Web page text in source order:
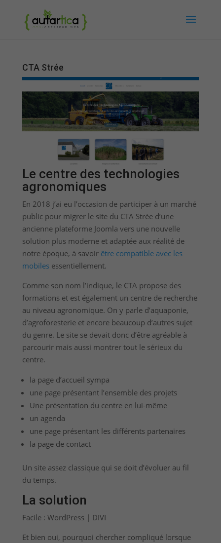
CTA Strée
Le centre des technologies
agronomiques
En 2018 j’ai eu l’occasion de participer à un marché
public pour migrer le site du CTA Strée d’une
ancienne plateforme Joomla vers une nouvelle
solution plus moderne et adaptée aux réalité de
notre époque, à savoir être compatible avec les
mobilesessentiellement.
Comme son nom l’indique, le CTA propose des
formations et est également un centre de recherche
au niveau agronomique. On y parle d’aquaponie,
d’agroforesterie et encore beaucoup d’autres sujet
du genre. Le site se devait donc d’être agréable à
parcourir mais aussi montrer tout le sérieux du
centre.
la page d’accueil sympa
une page présentant l’ensemble des projets
Une présentation du centre en lui-même
un agenda
une page présentant les différents partenaires
la page de contact
Un site assez classique qui se doit d’évoluer au fil
du temps.
La solution
Facile : WordPress | DIVI
Et bien oui, pourquoi chercher compliqué lorsque